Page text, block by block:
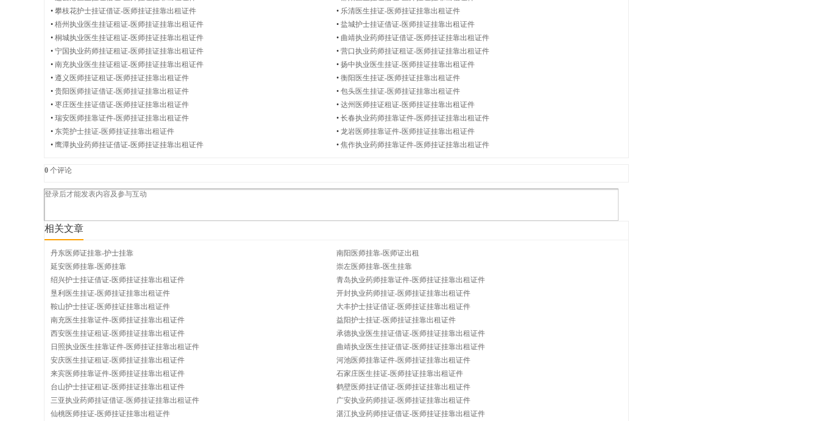
租
靠
网
• 攀枝花护士挂证借证-医师挂证挂靠出租证件 • 乐清医生挂证-医师挂证挂靠出租证件
• 梧州执业医生挂证租证-医师挂证挂靠出租证件 • 盐城护士挂证借证-医师挂证挂靠出租证件
• 桐城执业医生挂证租证-医师挂证挂靠出租证件 • 曲靖执业药师挂证借证-医师挂证挂靠出租证件
• 宁国执业药师挂证租证-医师挂证挂靠出租证件 • 营口执业药师挂证租证-医师挂证挂靠出租证件
• 南充执业医生挂证租证-医师挂证挂靠出租证件 • 扬中执业医生挂证-医师挂证挂靠出租证件
• 遵义医师挂证租证-医师挂证挂靠出租证件 • 衡阳医生挂证-医师挂证挂靠出租证件
• 贵阳医师挂证借证-医师挂证挂靠出租证件 • 包头医生挂证-医师挂证挂靠出租证件
• 枣庄医生挂证借证-医师挂证挂靠出租证件 • 达州医师挂证租证-医师挂证挂靠出租证件
• 瑞安医师挂靠证件-医师挂证挂靠出租证件 • 长春执业药师挂靠证件-医师挂证挂靠出租证件
• 东莞护士挂证-医师挂证挂靠出租证件 • 龙岩医师挂靠证件-医师挂证挂靠出租证件
• 鹰潭执业药师挂证借证-医师挂证挂靠出租证件 • 焦作执业药师挂靠证件-医师挂证挂靠出租证件
0 个评论
相关文章
丹东医师证挂靠-护士挂靠
南阳医师挂靠-医师证出租
延安医师挂靠-医师挂靠
崇左医师挂靠-医生挂靠
绍兴护士挂证借证-医师挂证挂靠出租证件
青岛执业药师挂靠证件-医师挂证挂靠出租证件
垦利医生挂证-医师挂证挂靠出租证件
开封执业药师挂证-医师挂证挂靠出租证件
鞍山护士挂证-医师挂证挂靠出租证件
大丰护士挂证借证-医师挂证挂靠出租证件
南充医生挂靠证件-医师挂证挂靠出租证件
益阳护士挂证-医师挂证挂靠出租证件
西安医生挂证租证-医师挂证挂靠出租证件
承德执业医生挂证借证-医师挂证挂靠出租证件
日照执业医生挂靠证件-医师挂证挂靠出租证件
曲靖执业医生挂证借证-医师挂证挂靠出租证件
安庆医生挂证租证-医师挂证挂靠出租证件
河池医师挂靠证件-医师挂证挂靠出租证件
来宾医师挂靠证件-医师挂证挂靠出租证件
石家庄医生挂证-医师挂证挂靠出租证件
台山护士挂证租证-医师挂证挂靠出租证件
鹤壁医师挂证借证-医师挂证挂靠出租证件
三亚执业药师挂证借证-医师挂证挂靠出租证件
广安执业药师挂证-医师挂证挂靠出租证件
仙桃医师挂证-医师挂证挂靠出租证件
湛江执业药师挂证借证-医师挂证挂靠出租证件